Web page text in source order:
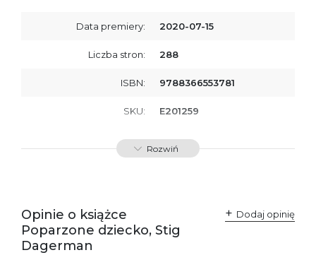
Data premiery: 2020-07-15
Liczba stron: 288
ISBN: 9788366553781
SKU: E201259
Rozwiń
Opinie o książce
Poparzone dziecko, Stig
Dagerman
Dodaj opinię